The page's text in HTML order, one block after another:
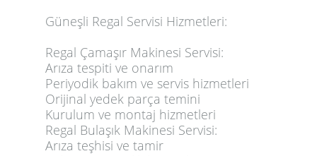
Güneşli Regal Servisi Hizmetleri:
Regal Çamaşır Makinesi Servisi:
Arıza tespiti ve onarım
Periyodik bakım ve servis hizmetleri
Orijinal yedek parça temini
Kurulum ve montaj hizmetleri
Regal Bulaşık Makinesi Servisi:
Arıza teşhisi ve tamir